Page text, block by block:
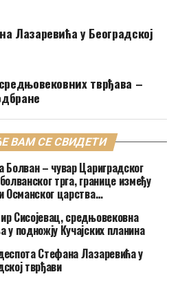
Лазаревића у Београдској
тврђава –
ВАМ СЕ СВИДЕТИ
Болван – чувар Цариградског
трга, границе између
Османског царства…
Сисојевац, средњовековна
у подножју Кучајских планина
Стефана Лазаревића у
тврђави